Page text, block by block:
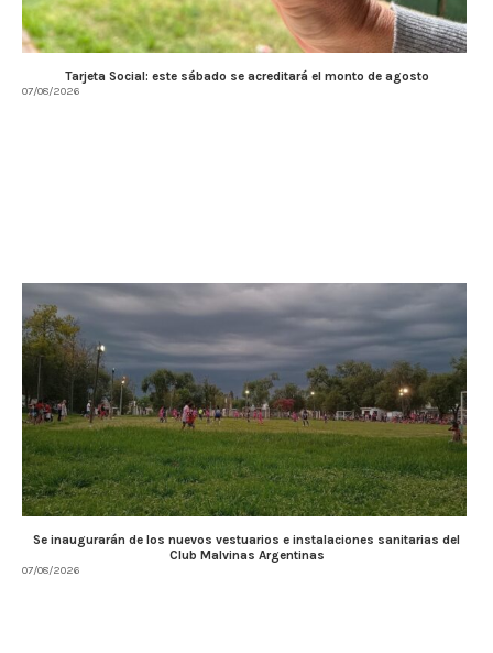
Tarjeta Social: este sábado se acreditará el monto de agosto
07/08/2026
Se inaugurarán de los nuevos vestuarios e instalaciones sanitarias del
Club Malvinas Argentinas
07/08/2026